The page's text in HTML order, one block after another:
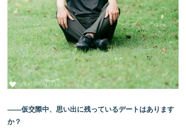
――仮交際中、思い出に残っているデートはあります
か？